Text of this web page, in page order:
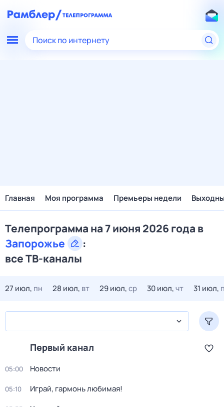
Поиск по интернету
Главная Моя программа Премьеры недели
Телепрограмма на 7 июня 2026 года в
Запорожье
:
все ТВ-каналы
27 июл, пн 28 июл, вт 29 июл,ср 30 июл,чт 31 июл,
Первый канал
05:00 Новости
05:10 Играй, гармонь любимая!